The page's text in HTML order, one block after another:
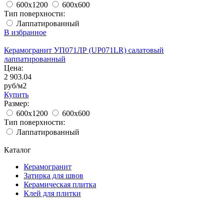
600x1200
600x600
Тип поверхности:
Лаппатированный
В избранное
Керамогранит УП071ЛР (UP071LR) салатовый
лаппатированный
Цена:
2 903.04
руб/м2
Купить
Размер:
600x1200
600x600
Тип поверхности:
Лаппатированный
Каталог
Керамогранит
Затирка для швов
Керамическая плитка
Клей для плитки